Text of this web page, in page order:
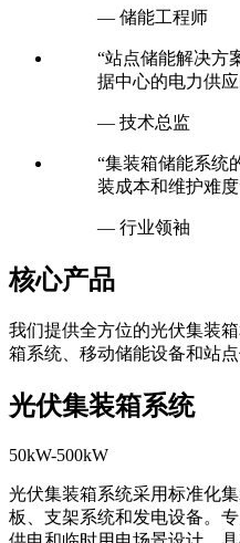
— 储能工程师
“站点储能解决方
据中心的电力供
— 技术总监
“集装箱储能系统
装成本和维护难度
— 行业领袖
核心产品
我们提供全方位的光伏集装
箱系统、移动储能设备和站点
光伏集装箱系统
50kW-500kW
光伏集装箱系统采用标准化
板、支架系统和发电设备。